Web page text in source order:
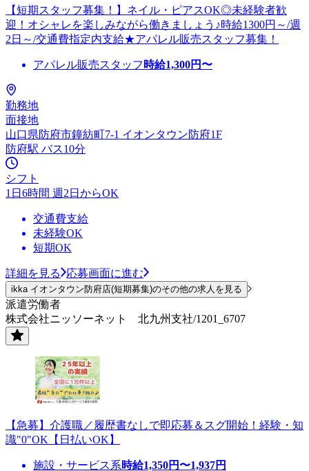
【短期スタッフ募集！】ネイル・ピアスOK◎未経験者歓
迎！オシャレを楽しみながら働きましょう♪時給1300円～/週
2日～/交通費指定内支給★アパレル販売スタッフ募集！
アパレル販売スタッフ 時給1,300円〜
勤務地
面接地
山口県防府市鐘紡町7-1 イオンタウン防府1F
防府駅 バス10分
シフト
1日6時間 週2日からOK
交通費支給
未経験OK
短期OK
詳細を見る 応募画面に進む
ikka イオンタウン防府店(短期募集)のその他の求人を見る
派遣労働者
株式会社ニッソーネット 北九州支社/1201_6707
【急募】介護職／履歴書なしで即応募＆スグ開始！経験・知
識"0"OK【日払いOK】
施設・サービス系時給1,350円〜1,937円